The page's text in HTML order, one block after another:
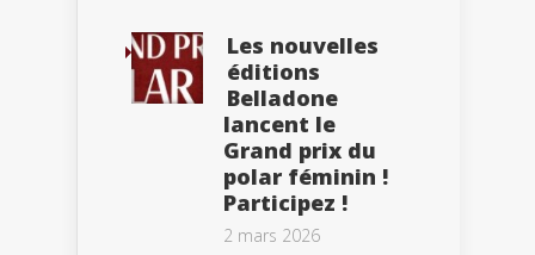
Les nouvelles
éditions
Belladone
lancent le
Grand prix du
polar féminin !
Participez !
2 mars 2026